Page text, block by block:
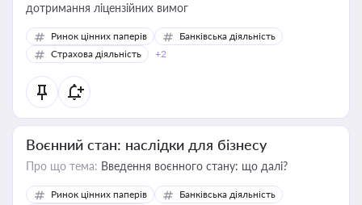
дотримання ліцензійних вимог
Ринок цінних паперів
Банківська діяльність
Страхова діяльність
+2
Воєнний стан: наслідки для бізнесу
Про що тема: Введення воєнного стану: що далі?
Ринок цінних паперів
Банківська діяльність